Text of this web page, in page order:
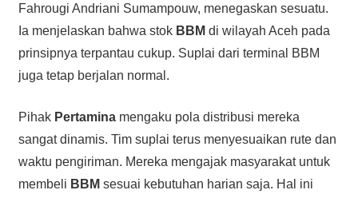
Fahrougi Andriani Sumampouw, menegaskan sesuatu.
Ia menjelaskan bahwa stok BBM di wilayah Aceh pada
prinsipnya terpantau cukup. Suplai dari terminal BBM
juga tetap berjalan normal.
Pihak Pertaminamengaku pola distribusi mereka
sangat dinamis. Tim suplai terus menyesuaikan rute dan
waktu pengiriman. Mereka mengajak masyarakat untuk
membeli BBM sesuai kebutuhan harian saja. Hal ini